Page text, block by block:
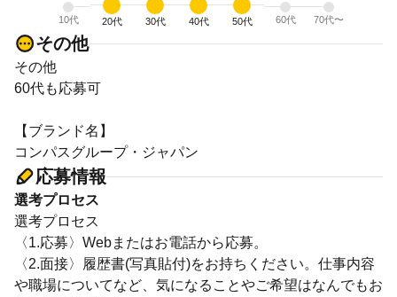
10代 20代 30代 40代 50代 60代 70代〜
その他
その他
60代も応募可
【ブランド名】
コンパスグループ・ジャパン
応募情報
選考プロセス
選考プロセス
〈1.応募〉Webまたはお電話から応募。
〈2.面接〉履歴書(写真貼付)をお持ちください。仕事内容
や職場についてなど、気になることやご希望はなんでもお